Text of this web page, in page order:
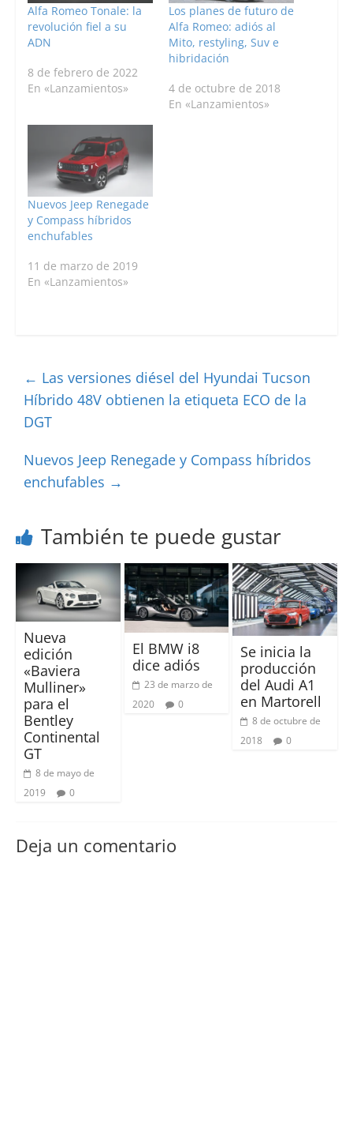
Alfa Romeo Tonale: la
revolución fiel a su
ADN
8 de febrero de 2022
En «Lanzamientos»
Los planes de futuro de
Alfa Romeo: adiós al
Mito, restyling, Suv e
hibridación
4 de octubre de 2018
En «Lanzamientos»
Nuevos Jeep Renegade
y Compass híbridos
enchufables
11 de marzo de 2019
En «Lanzamientos»
← Las versiones diésel del Hyundai Tucson
Híbrido 48V obtienen la etiqueta ECO de la
DGT
Nuevos Jeep Renegade y Compass híbridos
enchufables →
También te puede gustar
Nueva
edición
«Baviera
Mulliner»
para el
Bentley
Continental
GT
8 de mayo de
2019
0
El BMW i8
dice adiós
23 de marzo de
2020
0
Se inicia la
producción
del Audi A1
en Martorell
8 de octubre de
2018
0
Deja un comentario